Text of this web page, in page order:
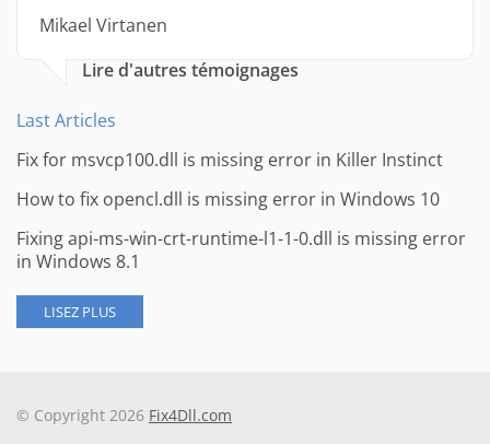
Mikael Virtanen
Lire d'autres témoignages
Last Articles
Fix for msvcp100.dll is missing error in Killer Instinct
How to fix opencl.dll is missing error in Windows 10
Fixing api-ms-win-crt-runtime-l1-1-0.dll is missing error
in Windows 8.1
LISEZ PLUS
© Copyright 2026 Fix4Dll.com